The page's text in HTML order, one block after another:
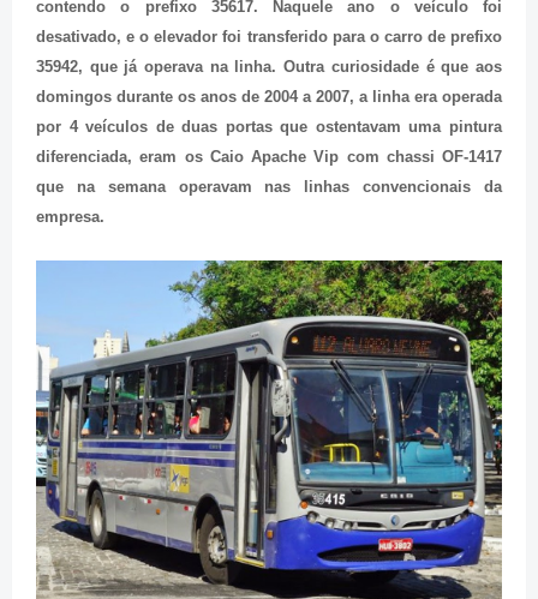
contendo o prefixo 35617. Naquele ano o veículo foi
desativado, e o elevador foi transferido para o carro de prefixo
35942, que já operava na linha. Outra curiosidade é que aos
domingos durante os anos de 2004 a 2007, a linha era operada
por 4 veículos de duas portas que ostentavam uma pintura
diferenciada, eram os Caio Apache Vip com chassi OF-1417
que na semana operavam nas linhas convencionais da
empresa.